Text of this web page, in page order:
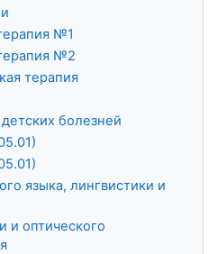
№1
№2
терапия
болезней
языка, лингвистики и
и оптического